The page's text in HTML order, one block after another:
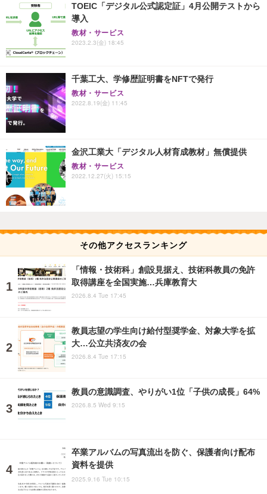
TOEIC「デジタル公式認定証」4月公開テストから
導入
教材・サービス
2023.2.3(金) 18:45
千葉工大、学修歴証明書をNFTで発行
教材・サービス
2022.8.19(金) 11:45
金沢工業大「デジタル人材育成教材」無償提供
教材・サービス
2022.12.27(火) 15:15
その他アクセスランキング
「情報・技術科」創設見据え、技術科教員の免許
取得講座を全国実施…兵庫教育大
2026.8.4 Tue 17:45
教員志望の学生向け給付型奨学金、対象大学を拡
大…公立共済友の会
2026.8.4 Tue 17:15
教員の意識調査、やりがい1位「子供の成長」64%
2026.8.5 Wed 9:15
卒業アルバムの写真流出を防ぐ、保護者向け配布
資料を提供
2025.9.16 Tue 10:15